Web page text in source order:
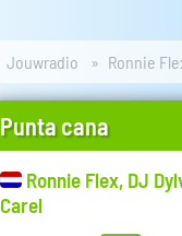
Jouwradio Ronnie
Punta cana
Ronnie Flex, DJ
Carel